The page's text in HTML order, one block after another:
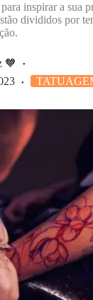
inspirar a sua
divididos por
🧡